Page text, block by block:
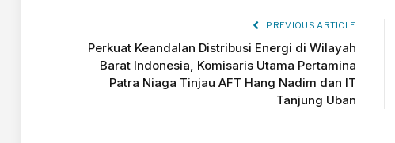
PREVIOUS ARTICLE
Perkuat Keandalan Distribusi Energi di Wilayah
Barat Indonesia, Komisaris Utama Pertamina
Patra Niaga Tinjau AFT Hang Nadim dan IT
Tanjung Uban